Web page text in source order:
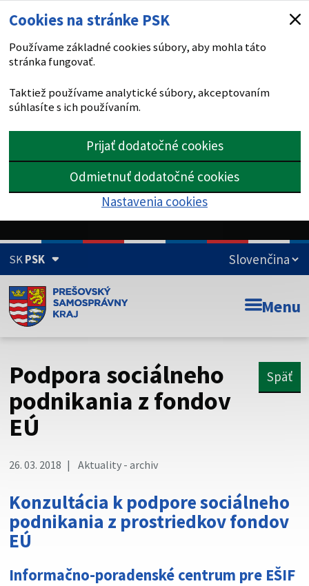
Cookies na stránke PSK
Používame základné cookies súbory, aby mohla táto
stránka fungovať.
Taktiež používame analytické súbory, akceptovaním
súhlasíte s ich používaním.
Prijať dodatočné cookies
Odmietnuť dodatočné cookies
Nastavenia cookies
SKPSK
Doména psk.sk je oficiálna
Toto je oficiálna webová stránka Prešovského
Táto stránka je zabezpečená
Buďte pozorní a vždy sa uistite, že zdieľate informácie iba
cez zabezpečenú webovú stránku. Zabezpečená stránka
Menu
Podpora sociálneho
podnikania z fondov
EÚ
Späť
26. 03. 2018 Aktuality - archiv
Konzultácia k podpore sociálneho
podnikania z prostriedkov fondov
EÚ
Informačno-poradenské centrum pre EŠIF